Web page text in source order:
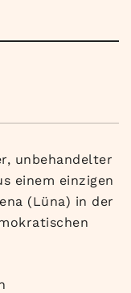
unbehandelter
einem einzigen
(Lüna) in der